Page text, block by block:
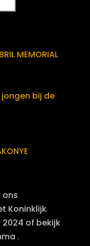
MEMORIAL
bij de
ons
Koninklijk
2024 of bekijk
.